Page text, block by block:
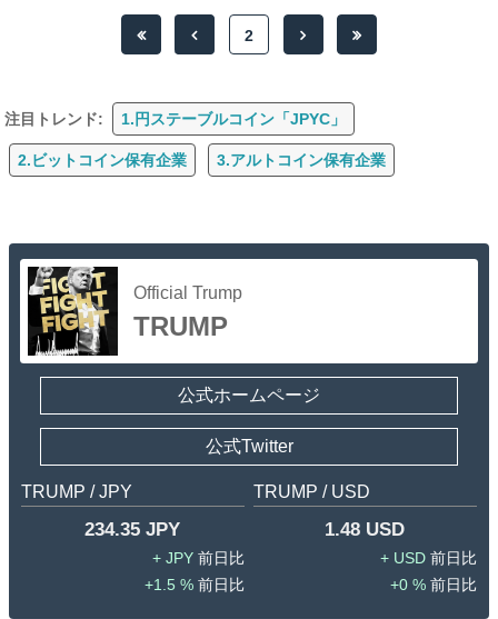
2
注目トレンド: 1.円ステーブルコイン「JPYC」
2.ビットコイン保有企業 3.アルトコイン保有企業
Official Trump
TRUMP
公式ホームページ
公式Twitter
TRUMP / JPY
234.35 JPY
JPY
1.5 %
TRUMP / USD
1.48 USD
USD
0 %